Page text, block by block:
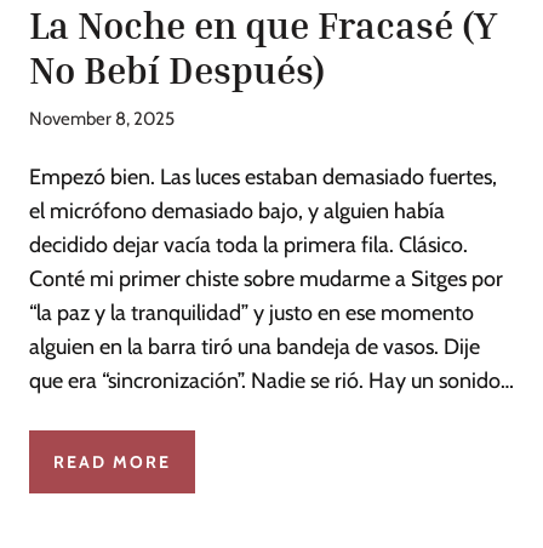
La Noche en que Fracasé (Y
No Bebí Después)
November 8, 2025
Empezó bien. Las luces estaban demasiado fuertes,
el micrófono demasiado bajo, y alguien había
decidido dejar vacía toda la primera fila. Clásico.
Conté mi primer chiste sobre mudarme a Sitges por
“la paz y la tranquilidad” y justo en ese momento
alguien en la barra tiró una bandeja de vasos. Dije
que era “sincronización”. Nadie se rió. Hay un sonido…
READ MORE